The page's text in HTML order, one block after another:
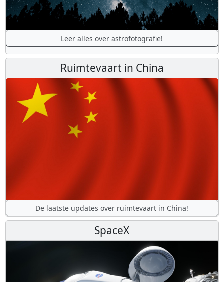
Leer alles over astrofotografie!
Ruimtevaart in China
De laatste updates over ruimtevaart in China!
SpaceX